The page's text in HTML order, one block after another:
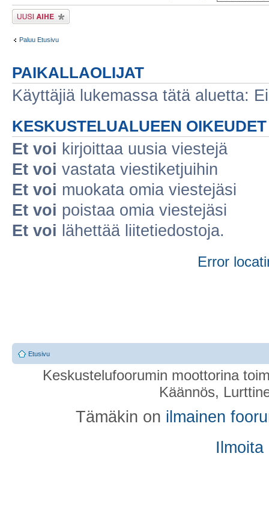
Lähetä uusi viesti
Paluu Etusivu
PAIKALLAOLIJAT
Käyttäjiä lukemassa tätä aluetta:
KESKUSTELUALUEEN OIKEUDET
Et voi kirjoittaa uusia viestejä
Et voi vastata viestiketjuihin
Et voi muokata omia viestejäsi
Et voi poistaa omia viestejäsi
Et voi lähettää liitetiedostoja.
Error
Etusivu
Keskustelufoorumin moottorina
Käännös,
Tämäkin on ilmainen